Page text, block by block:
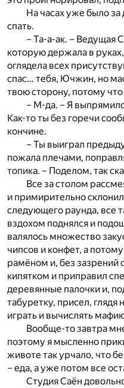
На часах уже было
спать.
– Та-а-ак. – Ведущая
которую держала в
оглядела всех
спас… тебя, Ючжин, но
твою сторону, потому
– М-да. – Я
Как-то ты без горечи
кончине.
– Ты выиграл
пожала плечами,
топика. – Поделом, так
Все за столом
и примирительно
следующего раунда, все
вздохом поднялся и
валялось множество
чипсов и конфет, а
рамёном и, без зазрений
кипятком и приправил
деревянные палочки и,
табуретку, присел, глядя
играть и вычислять
Вообще-то завтра
поэтому я мысленно
животе так урчало, что
– еда, а уже потом все
Студия Саён